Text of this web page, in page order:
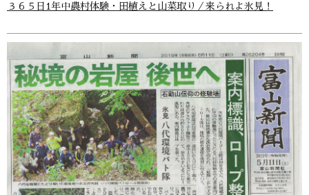
３６５日1年中農村体験・田植えと山菜取り／来られよ氷見！